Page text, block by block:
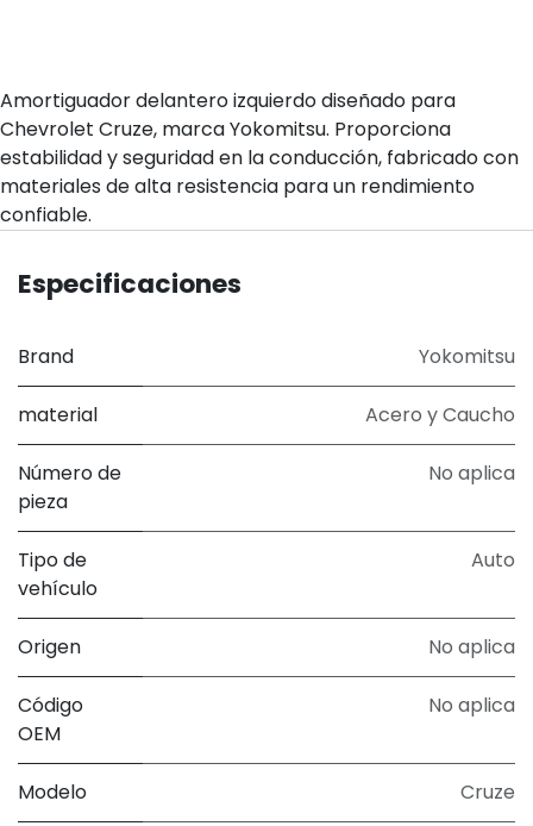
Amortiguador delantero izquierdo diseñado para
Chevrolet Cruze, marca Yokomitsu. Proporciona
estabilidad y seguridad en la conducción, fabricado con
materiales de alta resistencia para un rendimiento
confiable.
Especificaciones
Brand Yokomitsu
material Acero y Caucho
Número de
pieza
No aplica
Tipo de
vehículo
Auto
Origen No aplica
Código
OEM
No aplica
Modelo Cruze